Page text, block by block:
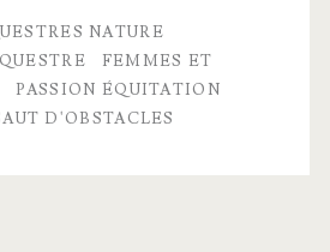
avec
dressage,
NATURE
FEMMES ET
PASSION ÉQUITATION
D'OBSTACLES